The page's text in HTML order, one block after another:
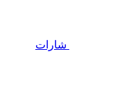
شارات